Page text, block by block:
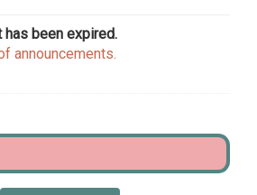
has been expired.
announcements.